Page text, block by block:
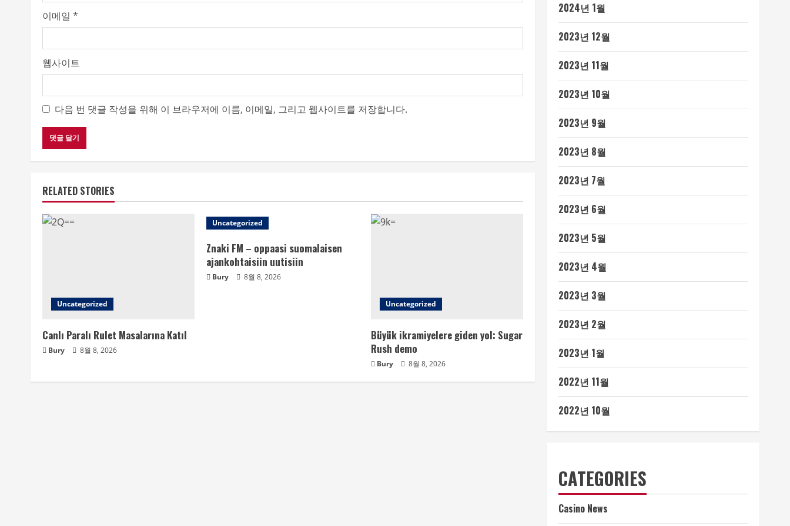
이메일 *
웹사이트
다음 번 댓글 작성을 위해 이 브라우저에 이름, 이메일, 그리고 웹사이트를 저장합니다.
RELATED STORIES
Uncategorized
Canlı Paralı Rulet Masalarına Katıl
Bury 8월 8, 2026
Uncategorized
Znaki FM – oppaasi suomalaisen
ajankohtaisiin uutisiin
Bury 8월 8, 2026
Uncategorized
Büyük ikramiyelere giden yol: Sugar
Rush demo
Bury 8월 8, 2026
2024년 1월
2023년 12월
2023년 11월
2023년 10월
2023년 9월
2023년 8월
2023년 7월
2023년 6월
2023년 5월
2023년 4월
2023년 3월
2023년 2월
2023년 1월
2022년 11월
2022년 10월
CATEGORIES
Casino News